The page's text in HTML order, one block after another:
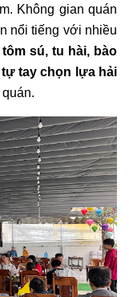
Không gian quán
nổi tiếng với nhiều
sú, tu hài, bào
tự tay chọn lựa hải